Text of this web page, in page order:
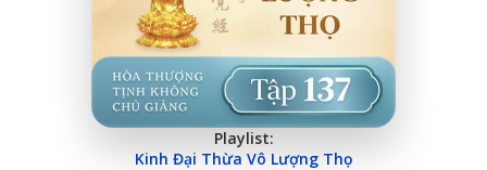
Playlist:
Kinh Đại Thừa Vô Lượng Thọ